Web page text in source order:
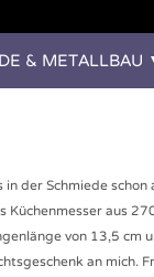
& METALLBAU
in der Schmiede
Küchenmesser aus
von 13,5 cm
an mich.